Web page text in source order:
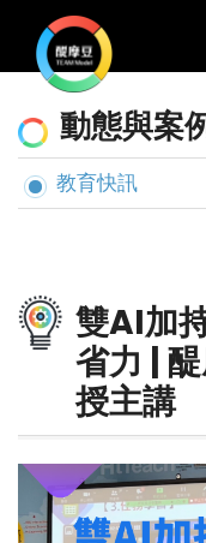
態
與
案
動態與案
教育快訊
雙AI加
省力 |
授主講